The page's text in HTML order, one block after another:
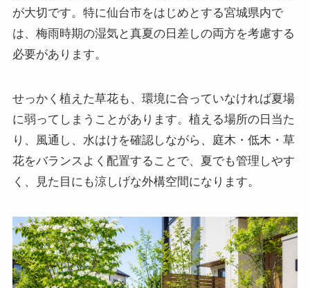
が大切です。特に仙台市をはじめとする宮城県内で
は、梅雨時期の湿気と真夏の日差しの両方を考慮する
必要があります。
せっかく植えた草花も、環境に合っていなければ夏場
に弱ってしまうことがあります。植える場所の日当た
り、風通し、水はけを確認しながら、庭木・低木・草
花をバランスよく配置することで、夏でも管理しやす
く、見た目にも涼しげな外構空間になります。